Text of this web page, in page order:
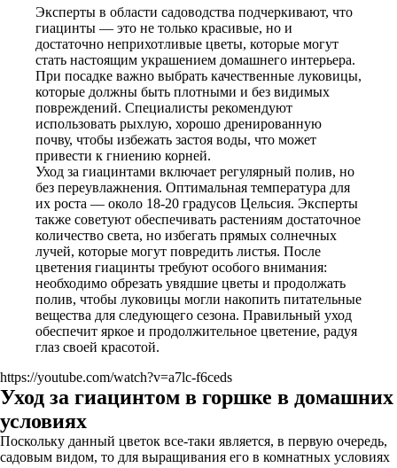
Эксперты в области садоводства подчеркивают, что
гиацинты — это не только красивые, но и
достаточно неприхотливые цветы, которые могут
стать настоящим украшением домашнего интерьера.
При посадке важно выбрать качественные луковицы,
которые должны быть плотными и без видимых
повреждений. Специалисты рекомендуют
использовать рыхлую, хорошо дренированную
почву, чтобы избежать застоя воды, что может
привести к гниению корней.
Уход за гиацинтами включает регулярный полив, но
без переувлажнения. Оптимальная температура для
их роста — около 18-20 градусов Цельсия. Эксперты
также советуют обеспечивать растениям достаточное
количество света, но избегать прямых солнечных
лучей, которые могут повредить листья. После
цветения гиацинты требуют особого внимания:
необходимо обрезать увядшие цветы и продолжать
полив, чтобы луковицы могли накопить питательные
вещества для следующего сезона. Правильный уход
обеспечит яркое и продолжительное цветение, радуя
глаз своей красотой.
https://youtube.com/watch?v=a7lc-f6ceds
Уход за гиацинтом в горшке в домашних
условиях
Поскольку данный цветок все-таки является, в первую очередь,
садовым видом, то для выращивания его в комнатных условиях